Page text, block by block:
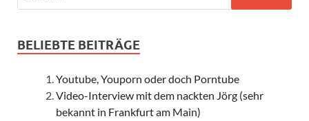
BELIEBTE BEITRÄGE
Youtube, Youporn oder doch Porntube
Video-Interview mit dem nackten Jörg (sehr
bekannt in Frankfurt am Main)